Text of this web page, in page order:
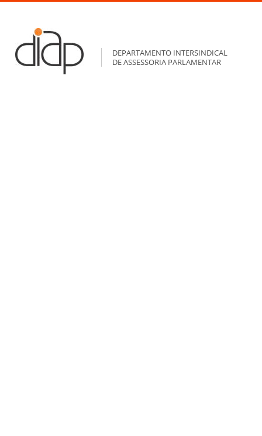
DEPARTAMENTO INTERSINDICAL
DE ASSESSORIA PARLAMENTAR